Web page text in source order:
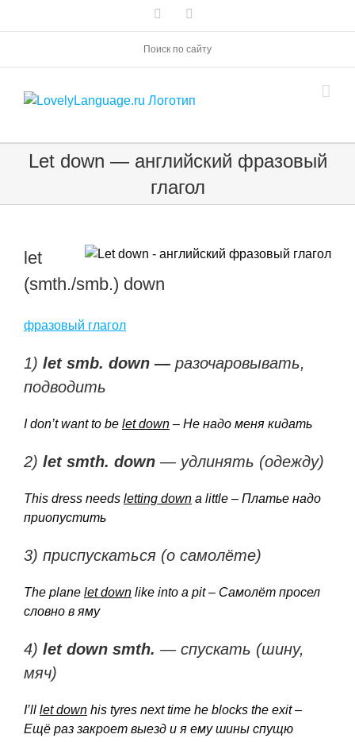
Поиск по сайту
Let down — английский фразовый
глагол
let
(smth./smb.) down
фразовый глагол
1) let smb. down — разочаровывать,
подводить
I don’t want to be let down – Не надо меня кидать
2) let smth. down — удлинять (одежду)
This dress needs letting down a little – Платье надо
приопустить
3) приспускаться (о самолёте)
The plane let down like into a pit – Самолёт просел
словно в яму
4) let down smth. — спускать (шину,
мяч)
I’ll let down his tyres next time he blocks the exit –
Ещё раз закроет выезд и я емушины спущю